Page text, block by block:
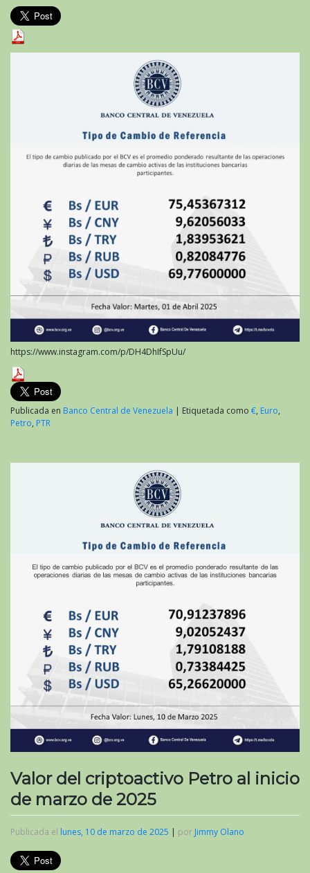
https://www.instagram.com/p/DH4DhIfSpUu/
Publicada en Banco Central de Venezuela | Etiquetada como €, Euro,
Petro, PTR
Valor del criptoactivo Petro al inicio
de marzo de 2025
Publicada el lunes, 10 de marzo de 2025 | por Jimmy Olano